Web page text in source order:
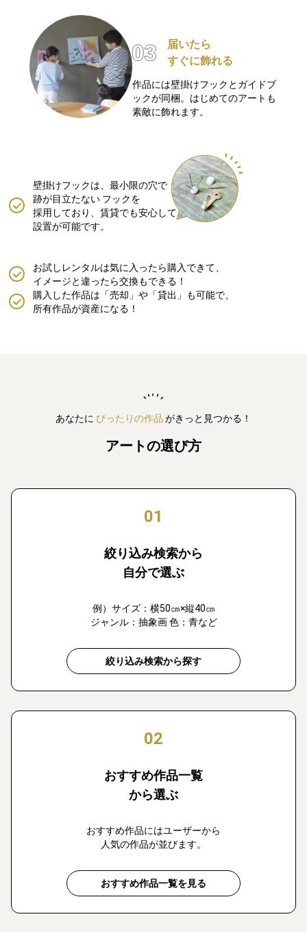
届いたら
すぐに飾れる
作品には壁掛けフックとガイドブ
ックが同梱。はじめてのアートも
素敵に飾れます。
壁掛けフックは、最小限の穴で
跡が目立たない フックを
採用しており、賃貸でも安心して
設置が可能です。
購入した作品は「売却」や「貸出」も可能で、
所有作品が資産になる！
お試しレンタルは気に入ったら購入できて、
イメージと違ったら交換もできる！
あなたに ぴったりの作品 がきっと見つかる！
アートの選び方
01
絞り込み検索から
自分で選ぶ
例）サイズ：横50㎝×縦40㎝
ジャンル：抽象画 色：青など
絞り込み検索から探す
02
おすすめ作品一覧
から選ぶ
おすすめ作品にはユーザーから
人気の作品が並びます。
おすすめ作品一覧を見る